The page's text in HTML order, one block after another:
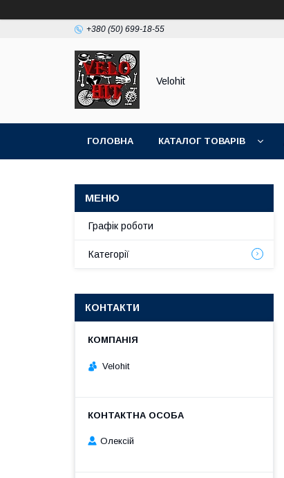
+380 (50) 699-18-55
Velohit
ГОЛОВНА КАТАЛОГ ТОВАРІВ
Графік роботи
Категорії
КОНТАКТИ
Velohit
Олексій